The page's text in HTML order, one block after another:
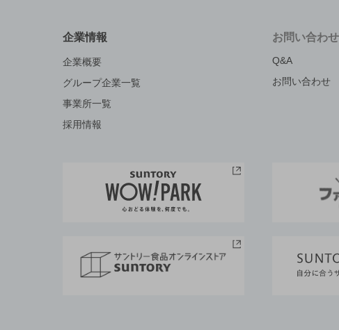
企業情報
企業概要
グループ企業一覧
事業所一覧
採用情報
お問い合わせ
Q&A
お問い合わせ